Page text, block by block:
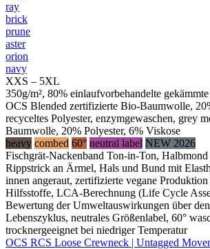
ray
brick
prune
aster
orion
navy
XXS – 5XL
350g/m², 80% einlaufvorbehandelte
OCS Blended zertifizierte Bio-Baumwolle,
recyceltes Polyester, enzymgewaschen, grey
Baumwolle, 20% Polyester, 6% Viskose
heavy combed 60° neutral label NEW 2026
Fischgrät-Nackenband Ton-in-Ton,
Rippstrick an Ärmel, Hals und Bund mit
innen angeraut, zertifizierte vegane
Hilfsstoffe, LCA-Berechnung (Life Cycle
Bewertung der Umweltauswirkungen über den
Lebenszyklus, neutrales Größenlabel, 60°
trocknergeeignet bei niedriger Temperatur
OCS RCS Loose Crewneck | Untagged